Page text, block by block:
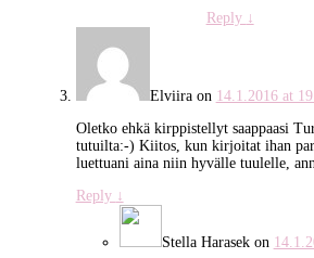
Reply ↓
Elviiraon 14.1.2016 at
Oletko ehkä kirppistellyt saappaasi
tutuilta:-) Kiitos, kun kirjoitat ihan
luettuani aina niin hyvälle tuulelle,
Reply ↓
Stella Harasekon